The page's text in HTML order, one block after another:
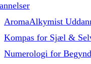
AromaAlkymist
Kompas for Sjæl &
Numerologi for